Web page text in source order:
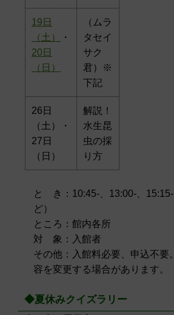
19日
（土）
・
20日
（日）
（ムラ
タセイ
サク
君）※
下記
26日
（土）・
27日
（日）
解説！
水生昆
虫の採
り方
と き：10:45-、13:00-、
ど）
ところ：館内各所
対 象：入館者
その他：入館料必要、申込不要
容を変更する場合があります。
◆夏休みクイズラリー